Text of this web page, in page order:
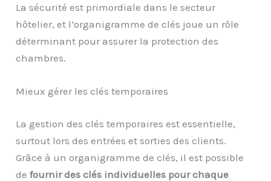
La sécurité est primordiale dans le secteur
hôtelier, et l’organigramme de clés joue un rôle
déterminant pour assurer la protection des
chambres.
Mieux gérer les clés temporaires
La gestion des clés temporaires est essentielle,
surtout lors des entrées et sorties des clients.
Grâce à un organigramme de clés, il est possible
defournir des clés individuelles pour chaque